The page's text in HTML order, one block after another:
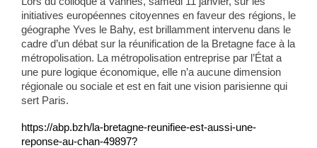
initiatives européennes citoyennes en faveur des régions, le
géographe Yves le Bahy, est brillamment intervenu dans le
cadre d’un débat sur la réunification de la Bretagne face à la
métropolisation. La métropolisation entreprise par l’État a
une pure logique économique, elle n’a aucune dimension
régionale ou sociale et est en fait une vision parisienne qui
sert Paris.
https://abp.bzh/la-bretagne-reunifiee-est-aussi-une-
reponse-au-chan-49897?